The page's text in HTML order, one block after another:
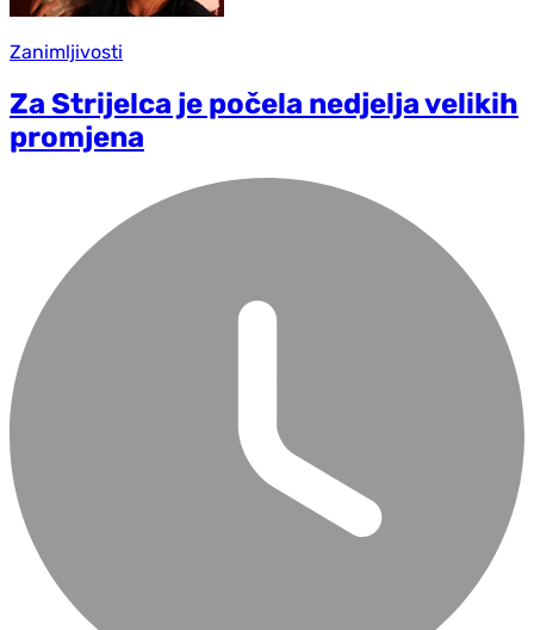
Zanimljivosti
Za Strijelca je počela nedjelja velikih
promjena